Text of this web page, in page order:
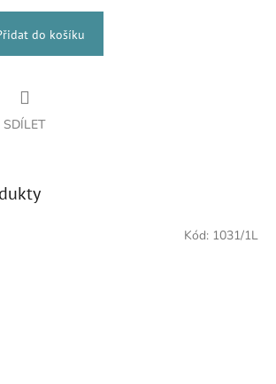
do košíku
SDÍLET
Kód: 1031/1L